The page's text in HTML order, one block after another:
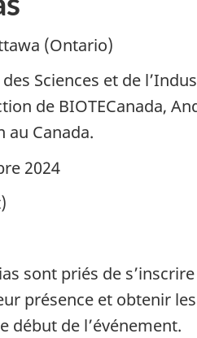
(Ontario)
Sciences et de
de BIOTECanada,
Canada.
2024
sont priés de
présence et obtenir
début de l’événement.